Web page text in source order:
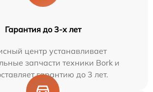
Гарантия до 3-х лет
центр устанавливает
запчасти техники Bork и
гарантию до 3 лет.